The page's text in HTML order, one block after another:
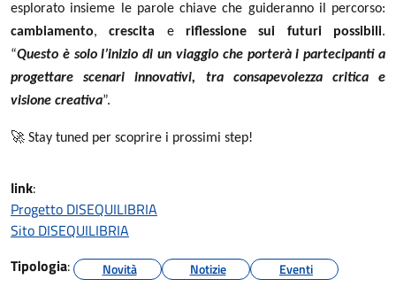
esplorato insieme le parole chiave che guideranno il percorso:
cambiamento,crescita eriflessione sui futuri possibili.
“Questo è solo l’inizio di un viaggio che porterà i partecipanti a
progettare scenari innovativi, tra consapevolezza critica e
visione creativa”.
🚀 Stay tuned per scoprire i prossimi step!
link:
Progetto DISEQUILIBRIA
Sito DISEQUILIBRIA
Tipologia: Novità Notizie Eventi